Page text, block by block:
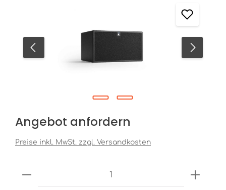
Angebot anfordern
Preise inkl. MwSt. zzgl. Versandkosten
Produkt Anzahl: Gib den